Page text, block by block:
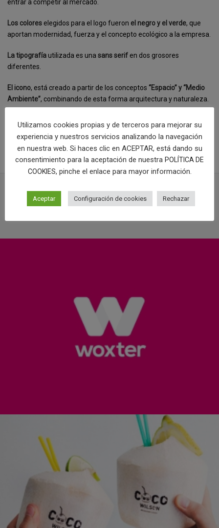
entrar a competir al mercado.
Los colores elegidos para el logo fueron el negro y el verde, que
aportan modernidad, fuerza y el concepto ecológico a la empresa.
La tipografíautilizada es una sans serif en dos grosores
diferentes.
El icono, está creado a partir de los conceptos “Espacio” y “Medio
Ambiente”, combinando de esta forma arquitectura y naturaleza.
COMPRAR LOGOTIPO
PROYECTOS RELACIONADOS
Utilizamos cookies propias y de terceros para mejorar su
experiencia y nuestros servicios analizando la navegación
en nuestra web. Si haces clic en ACEPTAR, está dando su
consentimiento para la aceptación de nuestra POLÍTICA DE
COOKIES, pinche el enlace para mayor información.
Aceptar Configuración de cookies Rechazar